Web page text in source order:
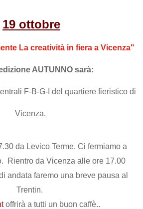
19 ottobre
in fiera a Vicenza"
sarà:
F-B-G-I del quartiere fieristico di
Vicenza.
da Levico Terme. Ci fermiamo a
Rientro da Vicenza alle ore 17.00
andata faremo una breve pausa al
Trentin.
offrirà a tutti un buon caffè..